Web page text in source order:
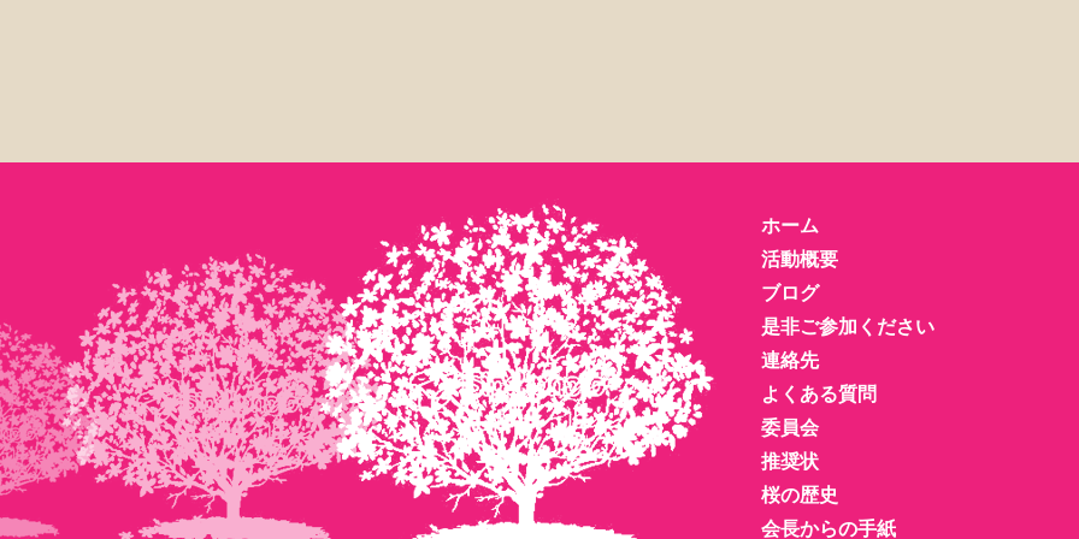
ホーム
活動概要
ブログ
是非ご参加ください
連絡先
よくある質問
委員会
推奨状
桜の歴史
会長からの手紙